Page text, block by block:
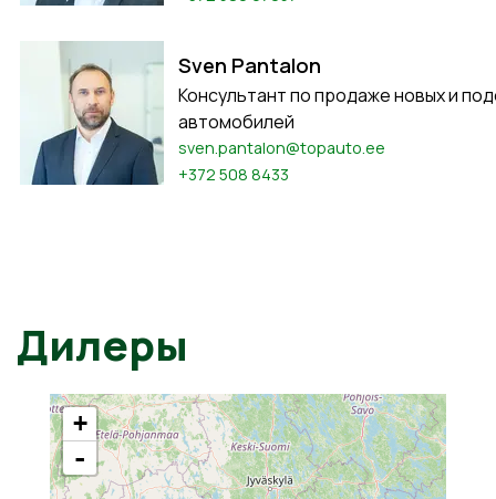
Sven Pantalon
Консультант по продаже новых и
автомобилей
sven.pantalon@topauto.ee
+372 508 8433
Дилеры
+
-